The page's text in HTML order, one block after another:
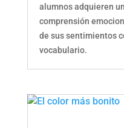
alumnos adquieren
comprensión
de sus sentimientos
vocabulario.